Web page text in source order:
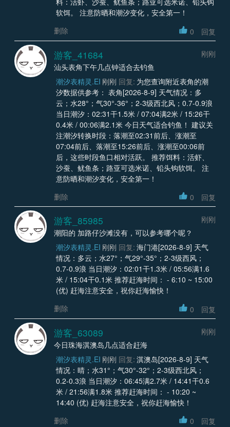
软饵。 注意防晒和潮汐变化，安全第一！
删除
0 回复
游客_41684
刚刚
汕头表角下午几点钟适合去钓鱼
潮汐表精灵.EI 刚刚 回复: 为您查询附近表角的潮
汐数据供参考： 表角[2026-8-9] 天气情况：多
云；水28°；气30°-36°；2-3级西北风；0.7-0.9浪
当日潮汐：02:31干1.5米 / 07:04满2米 / 15:26干
0.4米 / 00:06满2.1米 今日天气适合钓鱼！ 建议关
注潮汐转换时段：落潮至02:31前后、涨潮至
07:04前后、落潮至15:26前后、涨潮至00:06前
后，这些时段鱼口相对活跃。 推荐饵料：活虾、
沙蚕、鱿鱼条；路亚可选米诺、铅头钩软饵。 注
意防晒和潮汐变化，安全第一！
删除
0 回复
游客_85985
刚刚
潮阳的 加路仔沙滩没有，可以参考哪个呢？
潮汐表精灵.EI 刚刚 回复: 海门港[2026-8-9] 天气
情况：多云；水27°；气29°-35°；2-3级西风；
0.7-0.9浪 当日潮汐：02:01干1.3米 / 05:56满1.6
米 / 15:04干0.1米 推荐赶海时间： - 6:10 ~ 15:00
(优) 赶海注意安全，祝你赶海愉快！
删除
0 回复
游客_63089
刚刚
今日珠海淇澳岛几点适合赶海
潮汐表精灵.EI 刚刚 回复: 淇澳岛[2026-8-9] 天气
情况：晴；水31°；气30°-32°；2-3级西北风；
0.2-0.3浪 当日潮汐：06:45满2.7米 / 14:41干0.6
米 / 21:56满1.8米 推荐赶海时间： - 10:20 ~
14:40 (优) 赶海注意安全，祝你赶海愉快！
删除
0 回复